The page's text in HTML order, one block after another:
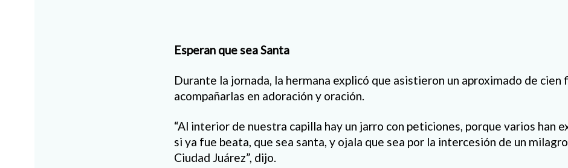
Esperan que sea Santa
Durante la jornada, la hermana explicó que asistieron un aproximado de cien
acompañarlas en adoración y oración.
“Al interior de nuestra capilla hay un jarro con peticiones, porque varios han
si ya fue beata, que sea santa, y ojala que sea por la intercesión de un
Ciudad Juárez”, dijo.